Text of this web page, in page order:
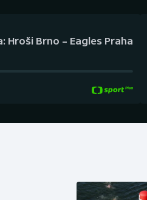
Hroši Brno – Eagles Praha